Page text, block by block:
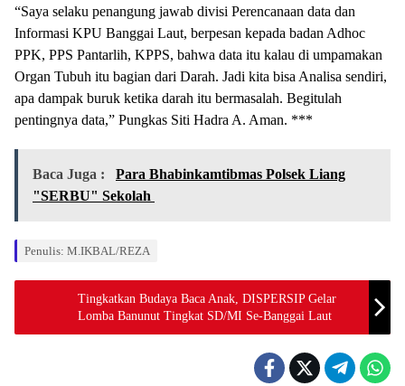
“Saya selaku penangung jawab divisi Perencanaan data dan
Informasi KPU Banggai Laut, berpesan kepada badan Adhoc
PPK, PPS Pantarlih, KPPS, bahwa data itu kalau di umpamakan
Organ Tubuh itu bagian dari Darah. Jadi kita bisa Analisa sendiri,
apa dampak buruk ketika darah itu bermasalah. Begitulah
pentingnya data,” Pungkas Siti Hadra A. Aman. ***
Baca Juga :
Para Bhabinkamtibmas Polsek Liang
"SERBU" Sekolah
Penulis: M.IKBAL/REZA
Tingkatkan Budaya Baca Anak, DISPERSIP Gelar
Lomba Banunut Tingkat SD/MI Se-Banggai Laut